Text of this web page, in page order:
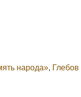
народа»,